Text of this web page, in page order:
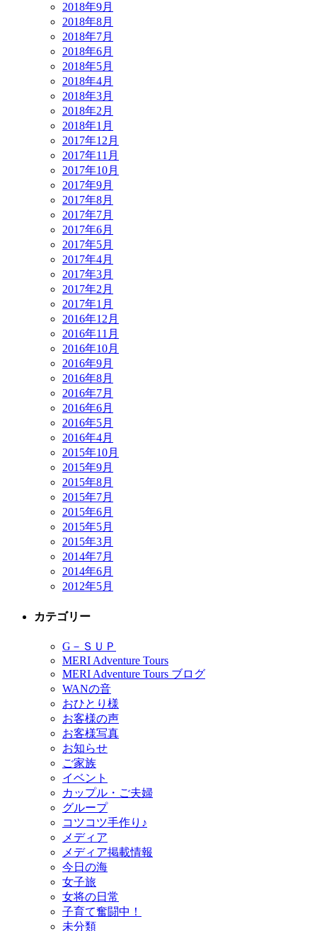
2018年9月
2018年8月
2018年7月
2018年6月
2018年5月
2018年4月
2018年3月
2018年2月
2018年1月
2017年12月
2017年11月
2017年10月
2017年9月
2017年8月
2017年7月
2017年6月
2017年5月
2017年4月
2017年3月
2017年2月
2017年1月
2016年12月
2016年11月
2016年10月
2016年9月
2016年8月
2016年7月
2016年6月
2016年5月
2016年4月
2015年10月
2015年9月
2015年8月
2015年7月
2015年6月
2015年5月
2015年3月
2014年7月
2014年6月
2012年5月
カテゴリー
G－ＳＵＰ
MERI Adventure Tours
MERI Adventure Tours ブログ
WANの音
おひとり様
お客様の声
お客様写真
お知らせ
ご家族
イベント
カップル・ご夫婦
グループ
コツコツ手作り♪
メディア
メディア掲載情報
今日の海
女子旅
女将の日常
子育て奮闘中！
未分類